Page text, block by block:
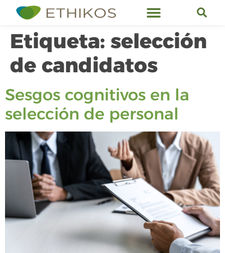
Etiqueta: selección
de candidatos
Sesgos cognitivos en la
selección de personal